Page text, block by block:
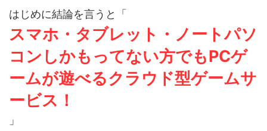
はじめに結論を言うと「
スマホ・タブレット・ノートパソ
コンしかもってない方でもPCゲ
ームが遊べるクラウド型ゲームサ
ービス！
」